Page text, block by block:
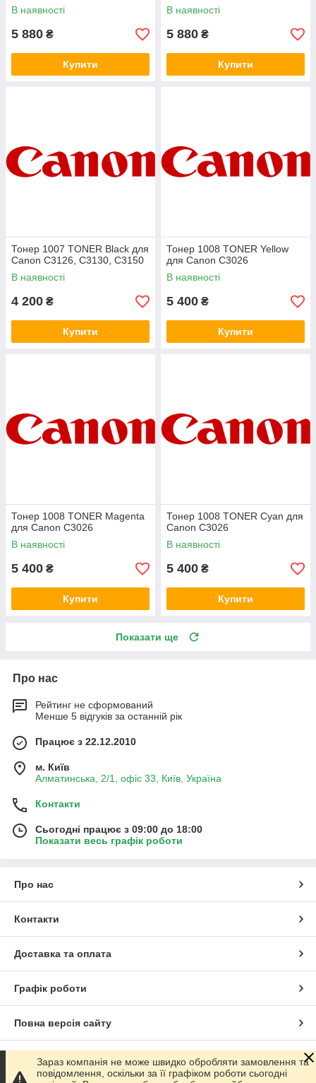
В наявності
5 880 ₴
Купити
В наявності
5 880 ₴
Купити
Тонер 1007 TONER Black для
Canon C3126, C3130, C3150
В наявності
4 200 ₴
Купити
Тонер 1008 TONER Yellow
для Canon C3026
В наявності
5 400 ₴
Купити
Тонер 1008 TONER Magenta
для Canon C3026
В наявності
5 400 ₴
Купити
Тонер 1008 TONER Cyan для
Canon C3026
В наявності
5 400 ₴
Купити
Показати ще
Про нас
Рейтинг не сформований
Менше 5 відгуків за останній рік
Працює з 22.12.2010
м. Київ
Алматинська, 2/1, офіс 33, Київ, Україна
Контакти
Сьогодні працює з 09:00 до 18:00
Показати весь графік роботи
Про нас
Контакти
Доставка та оплата
Графік роботи
Повна версія сайту
Сайт створено на маркетплейсі Prom.ua
Зараз компанія не може швидко обробляти замовлення та
повідомлення, оскільки за її графіком роботи сьогодні